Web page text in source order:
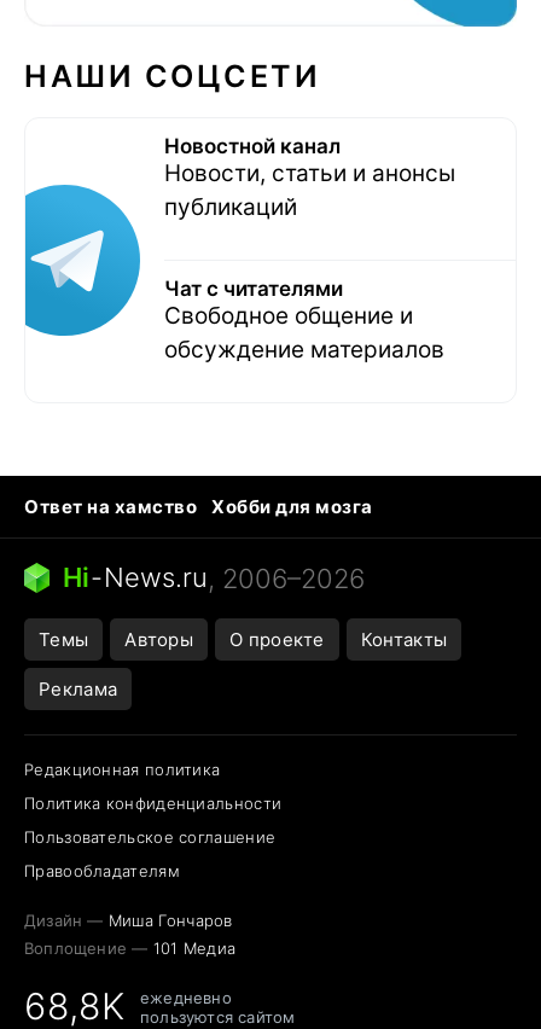
НАШИ СОЦСЕТИ
Новостной канал
Новости, статьи и анонсы
публикаций
Чат с читателями
Свободное общение и
обсуждение материалов
Ответ на хамство
Хобби для мозга
Бензин 100 и 95
Тунцы в океанариуме
Следующая пандемия
Hi-News.ru, 2006–2026
Темы Авторы О проекте Контакты
Реклама
Редакционная политика
Политика конфиденциальности
Пользовательское соглашение
Правообладателям
Дизайн — Миша Гончаров
Воплощение — 101 Медиа
68,8K
ежедневно
пользуются сайтом